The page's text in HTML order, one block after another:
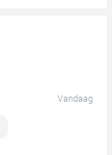
Vandaag